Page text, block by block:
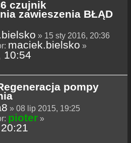
czujnik
zawieszenia BŁĄD
» 15 sty 2016, 20:36
maciek.bielsko »
10:54
pompy
» 08 lip 2015, 19:25
pioter »